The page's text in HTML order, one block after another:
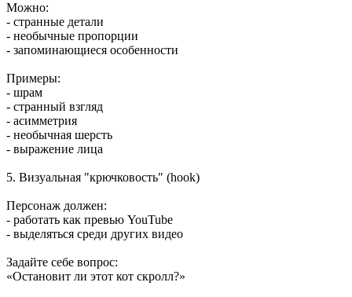
Можно:
- странные детали
- необычные пропорции
- запоминающиеся особенности
Примеры:
- шрам
- странный взгляд
- асимметрия
- необычная шерсть
- выражение лица
5. Визуальная "крючковость" (hook)
Персонаж должен:
- работать как превью YouTube
- выделяться среди других видео
Задайте себе вопрос:
«Остановит ли этот кот скролл?»